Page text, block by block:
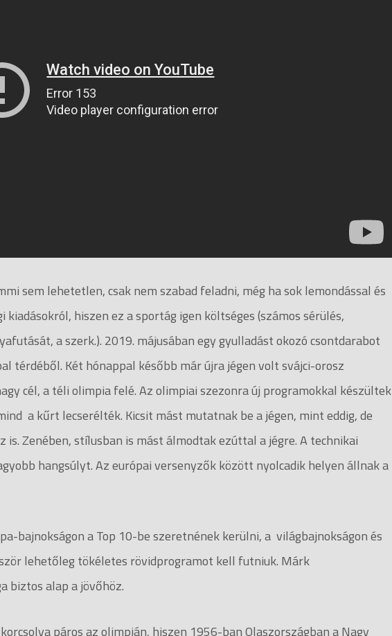
sem lehetetlen, csak nem szabad feladni, még ha sok lemondással és
hiszen ez a sportág igen költséges (számos sérülés,
a szerk.). 2019. májusában egy gyulladást okozó csontdarabot
térdéből. Két hónappal később már újra jégen volt svájci-orosz
cél, a téli olimpia felé. Az olimpiai szezonra új programokkal készültek
a kűrt lecserélték. Kicsit mást mutatnak be a jégen, mint eddig, de
Zenében, stílusban is mást álmodtak ezúttal a jégre. A technikai
hangsúlyt. Az európai versenyzők között nyolcadik helyen állnak a
bajnokságon a Top 10-be szeretnének kerülni, a világbajnokságon és
lehetőleg tökéletes rövidprogramot kell futniuk. Márk
biztos alap a jövőhöz.
páros az olimpián, hiszen 1956-ban Olaszországban a Nagy